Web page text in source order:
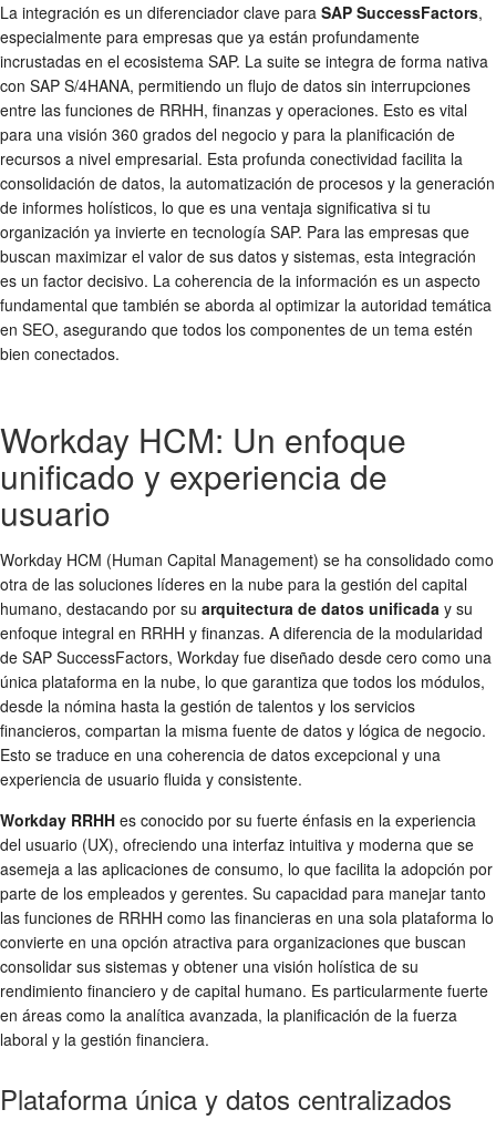
La integración es un diferenciador clave para SAP SuccessFactors,
especialmente para empresas que ya están profundamente
incrustadas en el ecosistema SAP. La suite se integra de forma nativa
con SAP S/4HANA, permitiendo un flujo de datos sin interrupciones
entre las funciones de RRHH, finanzas y operaciones. Esto es vital
para una visión 360 grados del negocio y para la planificación de
recursos a nivel empresarial. Esta profunda conectividad facilita la
consolidación de datos, la automatización de procesos y la generación
de informes holísticos, lo que es una ventaja significativa si tu
organización ya invierte en tecnología SAP. Para las empresas que
buscan maximizar el valor de sus datos y sistemas, esta integración
es un factor decisivo. La coherencia de la información es un aspecto
fundamental que también se aborda al optimizar la autoridad temática
en SEO, asegurando que todos los componentes de un tema estén
bien conectados.
Workday HCM: Un enfoque
unificado y experiencia de
usuario
Workday HCM (Human Capital Management) se ha consolidado como
otra de las soluciones líderes en la nube para la gestión del capital
humano, destacando por su arquitectura de datos unificada y su
enfoque integral en RRHH y finanzas. A diferencia de la modularidad
de SAP SuccessFactors, Workday fue diseñado desde cero como una
única plataforma en la nube, lo que garantiza que todos los módulos,
desde la nómina hasta la gestión de talentos y los servicios
financieros, compartan la misma fuente de datos y lógica de negocio.
Esto se traduce en una coherencia de datos excepcional y una
experiencia de usuario fluida y consistente.
Workday RRHH es conocido por su fuerte énfasis en la experiencia
del usuario (UX), ofreciendo una interfaz intuitiva y moderna que se
asemeja a las aplicaciones de consumo, lo que facilita la adopción por
parte de los empleados y gerentes. Su capacidad para manejar tanto
las funciones de RRHH como las financieras en una sola plataforma lo
convierte en una opción atractiva para organizaciones que buscan
consolidar sus sistemas y obtener una visión holística de su
rendimiento financiero y de capital humano. Es particularmente fuerte
en áreas como la analítica avanzada, la planificación de la fuerza
laboral y la gestión financiera.
Plataforma única y datos centralizados